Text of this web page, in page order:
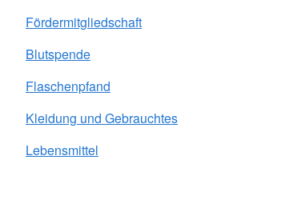
Fördermitgliedschaft
Blutspende
Flaschenpfand
Kleidung und Gebrauchtes
Lebensmittel